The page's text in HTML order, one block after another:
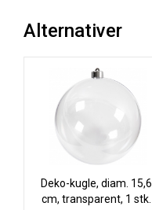
Alternativer
Deko-kugle, diam. 15,6
cm, transparent, 1 stk.